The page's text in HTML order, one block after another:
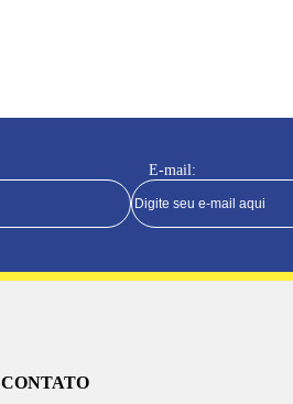
E-mail:
CONTATO